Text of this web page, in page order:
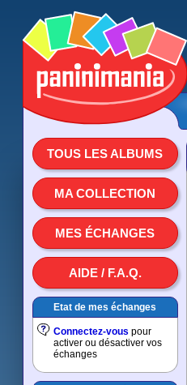
TOUS LES ALBUMS
MA COLLECTION
MES ÉCHANGES
AIDE / F.A.Q.
Etat de mes échanges
Connectez-vous pour
activer ou désactiver vos
échanges